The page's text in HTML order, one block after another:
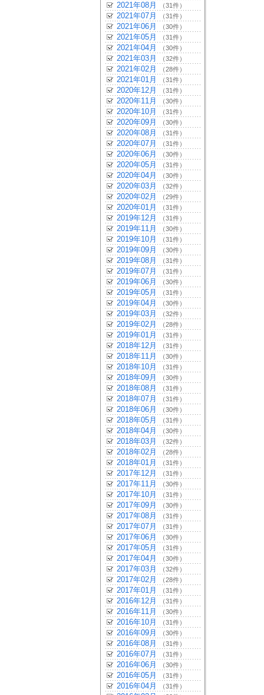
2021年08月 （31件）
2021年07月 （31件）
2021年06月 （30件）
2021年05月 （31件）
2021年04月 （30件）
2021年03月 （32件）
2021年02月 （28件）
2021年01月 （31件）
2020年12月 （31件）
2020年11月 （30件）
2020年10月 （31件）
2020年09月 （30件）
2020年08月 （31件）
2020年07月 （31件）
2020年06月 （30件）
2020年05月 （31件）
2020年04月 （30件）
2020年03月 （32件）
2020年02月 （29件）
2020年01月 （31件）
2019年12月 （31件）
2019年11月 （30件）
2019年10月 （31件）
2019年09月 （30件）
2019年08月 （31件）
2019年07月 （31件）
2019年06月 （30件）
2019年05月 （31件）
2019年04月 （30件）
2019年03月 （32件）
2019年02月 （28件）
2019年01月 （31件）
2018年12月 （31件）
2018年11月 （30件）
2018年10月 （31件）
2018年09月 （30件）
2018年08月 （31件）
2018年07月 （31件）
2018年06月 （30件）
2018年05月 （31件）
2018年04月 （30件）
2018年03月 （32件）
2018年02月 （28件）
2018年01月 （31件）
2017年12月 （31件）
2017年11月 （30件）
2017年10月 （31件）
2017年09月 （30件）
2017年08月 （31件）
2017年07月 （31件）
2017年06月 （30件）
2017年05月 （31件）
2017年04月 （30件）
2017年03月 （32件）
2017年02月 （28件）
2017年01月 （31件）
2016年12月 （31件）
2016年11月 （30件）
2016年10月 （31件）
2016年09月 （30件）
2016年08月 （31件）
2016年07月 （31件）
2016年06月 （30件）
2016年05月 （31件）
2016年04月 （31件）